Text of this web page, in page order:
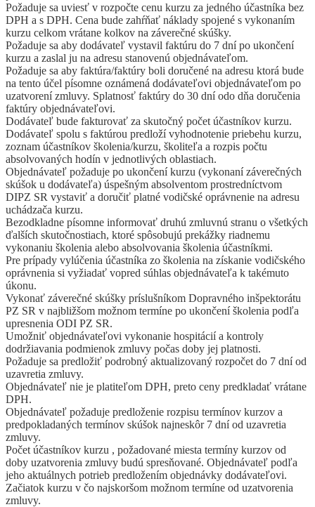
Požaduje sa uviesť v rozpočte cenu kurzu za jedného účastníka bez
DPH a s DPH. Cena bude zahŕňať náklady spojené s vykonaním
kurzu celkom vrátane kolkov na záverečné skúšky.
Požaduje sa aby dodávateľ vystavil faktúru do 7 dní po ukončení
kurzu a zaslal ju na adresu stanovenú objednávateľom.
Požaduje sa aby faktúra/faktúry boli doručené na adresu ktorá bude
na tento účel písomne oznámená dodávateľovi objednávateľom po
uzatvorení zmluvy. Splatnosť faktúry do 30 dní odo dňa doručenia
faktúry objednávateľovi.
Dodávateľ bude fakturovať za skutočný počet účastníkov kurzu.
Dodávateľ spolu s faktúrou predloží vyhodnotenie priebehu kurzu,
zoznam účastníkov školenia/kurzu, školiteľa a rozpis počtu
absolvovaných hodín v jednotlivých oblastiach.
Objednávateľ požaduje po ukončení kurzu (vykonaní záverečných
skúšok u dodávateľa) úspešným absolventom prostredníctvom
DIPZ SR vystaviť a doručiť platné vodičské oprávnenie na adresu
uchádzača kurzu.
Bezodkladne písomne informovať druhú zmluvnú stranu o všetkých
ďalších skutočnostiach, ktoré spôsobujú prekážky riadnemu
vykonaniu školenia alebo absolvovania školenia účastníkmi.
Pre prípady vylúčenia účastníka zo školenia na získanie vodičského
oprávnenia si vyžiadať vopred súhlas objednávateľa k takémuto
úkonu.
Vykonať záverečné skúšky príslušníkom Dopravného inšpektorátu
PZ SR v najbližšom možnom termíne po ukončení školenia podľa
upresnenia ODI PZ SR.
Umožniť objednávateľovi vykonanie hospitácií a kontroly
dodržiavania podmienok zmluvy počas doby jej platnosti.
Požaduje sa predložiť podrobný aktualizovaný rozpočet do 7 dní od
uzavretia zmluvy.
Objednávateľ nie je platiteľom DPH, preto ceny predkladať vrátane
DPH.
Objednávateľ požaduje predloženie rozpisu termínov kurzov a
predpokladaných termínov skúšok najneskôr 7 dní od uzavretia
zmluvy.
Počet účastníkov kurzu , požadované miesta termíny kurzov od
doby uzatvorenia zmluvy budú spresňované. Objednávateľ podľa
jeho aktuálnych potrieb predložením objednávky dodávateľovi.
Začiatok kurzu v čo najskoršom možnom termíne od uzatvorenia
zmluvy.